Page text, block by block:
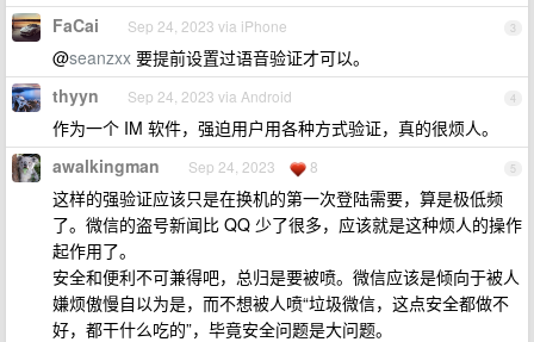
3
FaCai Sep 24, 2023 via iPhone
@seanzxx 要提前设置过语音验证才可以。
4
thyyn Sep 24, 2023 via Android
作为一个 IM 软件，强迫用户用各种方式验证，真的很烦人。
5
awalkingman Sep 24, 2023 8
这样的强验证应该只是在换机的第一次登陆需要，算是极低频
了。微信的盗号新闻比 QQ 少了很多，应该就是这种烦人的操作
起作用了。
安全和便利不可兼得吧，总归是要被喷。微信应该是倾向于被人
嫌烦傲慢自以为是，而不想被人喷“垃圾微信，这点安全都做不
好，都干什么吃的”，毕竟安全问题是大问题。